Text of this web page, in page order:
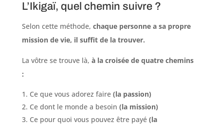
L’Ikigaï, quel chemin suivre ?
Selon cette méthode, chaque personne a sa propre
mission de vie, il suffit de la trouver.
La vôtre se trouve là, à la croisée de quatre chemins
:
Ce que vous adorez faire (la passion)
Ce dont le monde a besoin (la mission)
Ce pour quoi vous pouvez être payé (la